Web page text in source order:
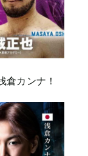
倉カンナ！